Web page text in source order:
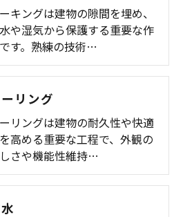
キングは建物の隙間を埋め、
や湿気から保護する重要な作
す。熟練の技術…
リング
リングは建物の耐久性や快適
高める重要な工程で、外観の
さや機能性維持…